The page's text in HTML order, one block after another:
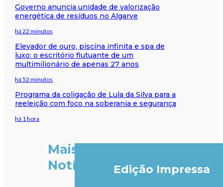
Governo anuncia unidade de valorização
energética de resíduos no Algarve
há 22 minutos
Elevador de ouro, piscina infinita e spa de
luxo: o escritório flutuante de um
multimilionário de apenas 27 anos
há 52 minutos
Programa da coligação de Lula da Silva para a
reeleição com foco na soberania e segurança
há 1 hora
Mais
Notícias
Edição Impressa